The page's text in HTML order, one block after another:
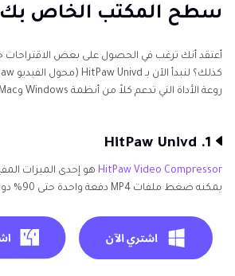
سطح المكتب الخاص بك
روعة الأداة التي تدعم كلاً من أنظمة Windows وMac.
1. HitPaw Univd
HitPaw Video Compressor
يمكنه ضغط ملفات MP4 دفعة واحدة حتى 90% دون فقدان الجودة.